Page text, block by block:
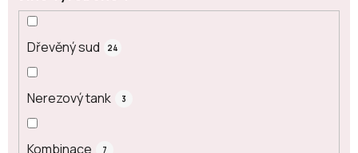
Dřevěný sud 24
Nerezový tank 3
Kombinace 7